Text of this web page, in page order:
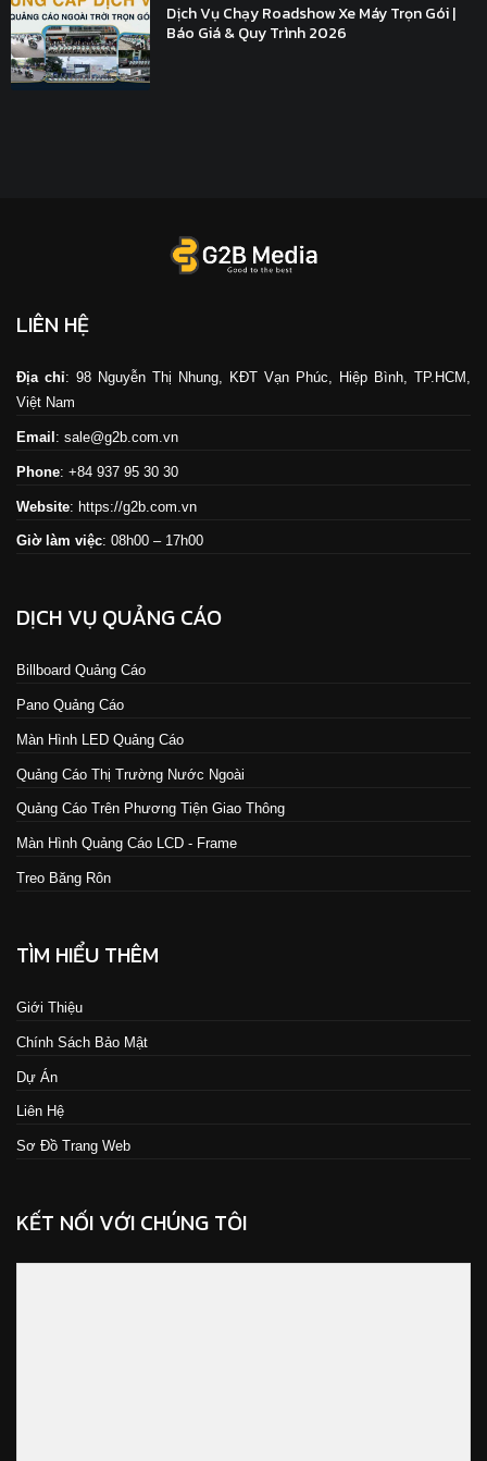
Dịch Vụ Chạy Roadshow Xe Máy Trọn Gói |
Báo Giá & Quy Trình 2026
LIÊN HỆ
Địa chỉ: 98 Nguyễn Thị Nhung, KĐT Vạn Phúc, Hiệp Bình, TP.HCM,
Việt Nam
Email : sale@g2b.com.vn
Phone: +84 937 95 30 30
Website: https://g2b.com.vn
Giờ làm việc: 08h00 – 17h00
DỊCH VỤ QUẢNG CÁO
Billboard Quảng Cáo
Pano Quảng Cáo
Màn Hình LED Quảng Cáo
Quảng Cáo Thị Trường Nước Ngoài
Quảng Cáo Trên Phương Tiện Giao Thông
Màn Hình Quảng Cáo LCD - Frame
Treo Băng Rôn
TÌM HIỂU THÊM
Giới Thiệu
Chính Sách Bảo Mật
Dự Án
Liên Hệ
Sơ Đồ Trang Web
KẾT NỐI VỚI CHÚNG TÔI